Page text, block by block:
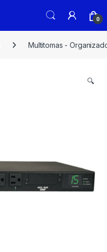
0
Multitomas -
🔍